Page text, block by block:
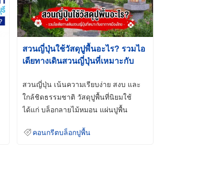
สวนญี่ปุ่นใช้วัสดุปูพื้นอะไร? รวมไอ
เดียทางเดินสวนญี่ปุ่นที่เหมาะกับ
สวนญี่ปุ่น เน้นความเรียบง่าย สงบ และ
ใกล้ชิดธรรมชาติ วัสดุปูพื้นที่นิยมใช้
ได้แก่ บล็อกลายไม้หมอน แผ่นปูพื้น
คอนกรีตบล็อกปูพื้น